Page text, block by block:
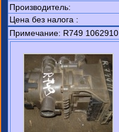
Производитель:
Цена без налога :
Примечание: R749 1062910